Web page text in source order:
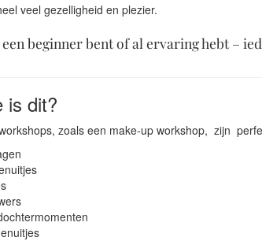
veel gezelligheid en plezier.
beginner bent of al ervaring hebt –
is dit?
zoals een make-up workshop, zijn